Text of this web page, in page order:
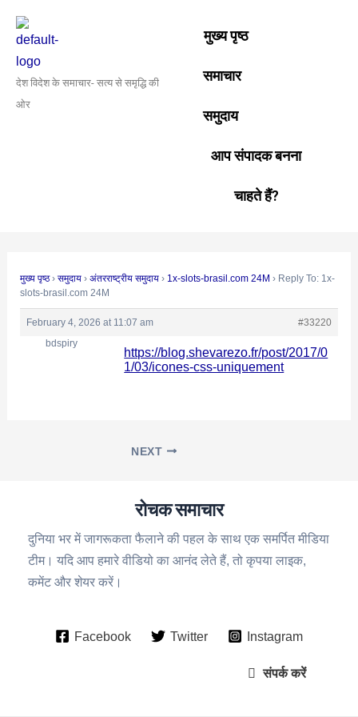
content
देश विदेश के समाचार- सत्य से समृद्धि की
ओर
मुख्य पृष्ठ
समाचार
समुदाय
आप संपादक बनना
चाहते हैं?
मुख्य पृष्ठ › समुदाय › अंतरराष्ट्रीय समुदाय › 1x-slots-brasil.com 24M › Reply To: 1x-
slots-brasil.com 24M
February 4, 2026 at 11:07 am
#33220
bdspiry
https://blog.shevarezo.fr/post/2017/0
1/03/icones-css-uniquement
navigation
NEXT
रोचक समाचार
दुनिया भर में जागरूकता फैलाने की पहल के साथ एक समर्पित मीडिया
टीम। यदि आप हमारे वीडियो का आनंद लेते हैं, तो कृपया लाइक,
कमेंट और शेयर करें।
Facebook Twitter Instagram
संपर्क करें